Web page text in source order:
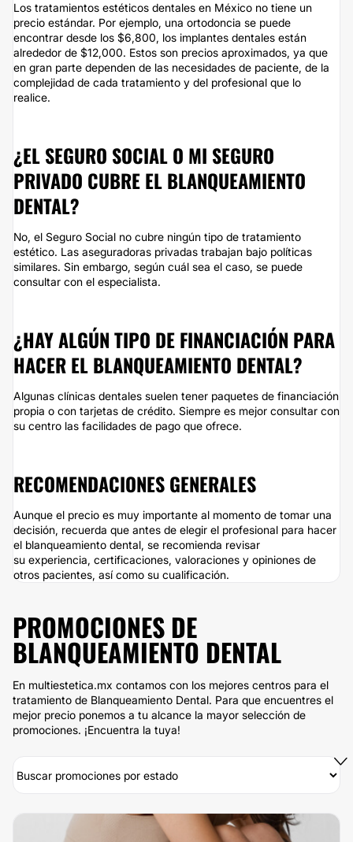
Los tratamientos estéticos dentales en México no tiene un
precio estándar. Por ejemplo, una ortodoncia se puede
encontrar desde los $6,800, los implantes dentales están
alrededor de $12,000. Estos son precios aproximados, ya que
en gran parte dependen de las necesidades de paciente, de la
complejidad de cada tratamiento y del profesional que lo
realice.
¿EL SEGURO SOCIAL O MI SEGURO
PRIVADO CUBRE EL BLANQUEAMIENTO
DENTAL?
No, el Seguro Social no cubre ningún tipo de tratamiento
estético. Las aseguradoras privadas trabajan bajo políticas
similares. Sin embargo, según cuál sea el caso, se puede
consultar con el especialista.
¿HAY ALGÚN TIPO DE FINANCIACIÓN PARA
HACER EL BLANQUEAMIENTO DENTAL?
Algunas clínicas dentales suelen tener paquetes de financiación
propia o con tarjetas de crédito. Siempre es mejor consultar con
su centro las facilidades de pago que ofrece.
RECOMENDACIONES GENERALES
Aunque el precio es muy importante al momento de tomar una
decisión, recuerda que antes de elegir el profesional para hacer
el blanqueamiento dental, se recomienda revisar
su experiencia, certificaciones, valoraciones y opiniones de
otros pacientes, así como su cualificación.
PROMOCIONES DE
BLANQUEAMIENTO DENTAL
En multiestetica.mx contamos con los mejores centros para el
tratamiento de Blanqueamiento Dental. Para que encuentres el
mejor precio ponemos a tu alcance la mayor selección de
promociones. ¡Encuentra la tuya!